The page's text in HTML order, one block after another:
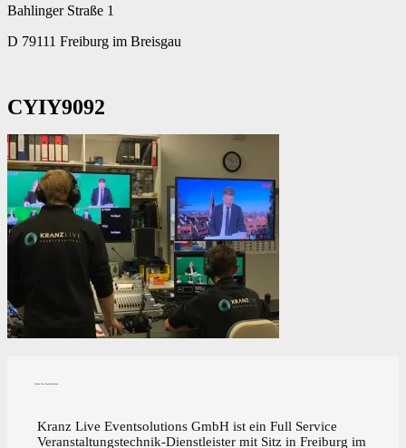
Bahlinger Straße 1
D 79111 Freiburg im Breisgau
CYIY9092
Kranz Live Eventsolutions GmbH ist ein Full Service
Veranstaltungstechnik-Dienstleister mit Sitz in Freiburg im